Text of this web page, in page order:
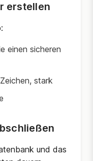
erstellen
einen sicheren
stark
und das